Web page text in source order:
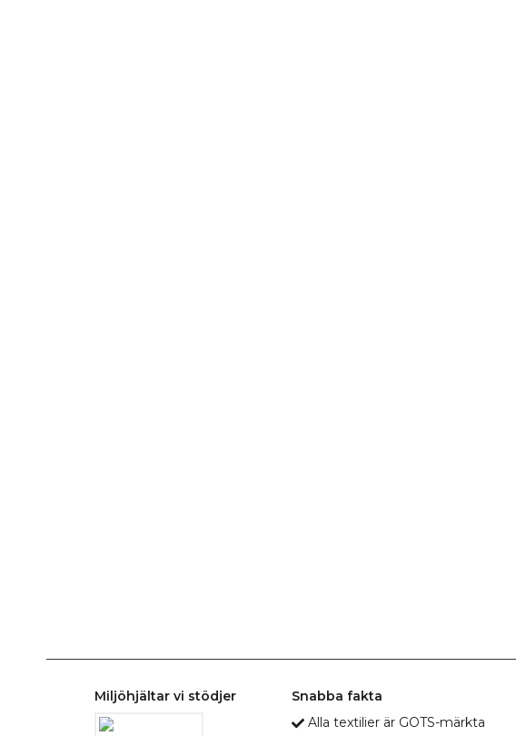
Miljöhjältar vi stödjer
Snabba fakta
Alla textilier är GOTS-märkta